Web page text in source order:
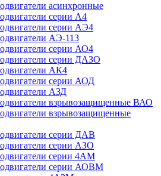
асинхронные
серии А4
серии АЭ4
АЭ-113
серии АО4
серии ДАЗО
АК4
серии АОД
АЗД
взрывозащищенные ВАО
взрывозащищенные
серии ДАВ
серии АЗО
серии 4АМ
серии АОВМ